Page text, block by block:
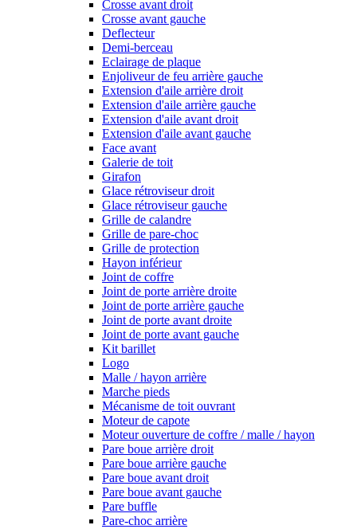
Crosse avant droit
Crosse avant gauche
Deflecteur
Demi-berceau
Eclairage de plaque
Enjoliveur de feu arrière gauche
Extension d'aile arrière droit
Extension d'aile arrière gauche
Extension d'aile avant droit
Extension d'aile avant gauche
Face avant
Galerie de toit
Girafon
Glace rétroviseur droit
Glace rétroviseur gauche
Grille de calandre
Grille de pare-choc
Grille de protection
Hayon inférieur
Joint de coffre
Joint de porte arrière droite
Joint de porte arrière gauche
Joint de porte avant droite
Joint de porte avant gauche
Kit barillet
Logo
Malle / hayon arrière
Marche pieds
Mécanisme de toit ouvrant
Moteur de capote
Moteur ouverture de coffre / malle / hayon
Pare boue arrière droit
Pare boue arrière gauche
Pare boue avant droit
Pare boue avant gauche
Pare buffle
Pare-choc arrière